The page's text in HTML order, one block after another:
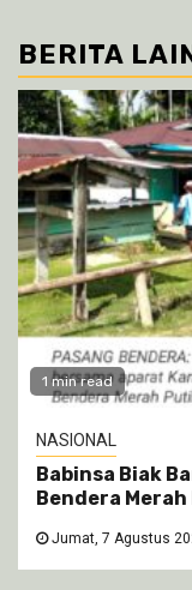
BERITA
1 min read
NASIONAL
Babinsa Biak
Bendera
Jumat, 7 Agustus